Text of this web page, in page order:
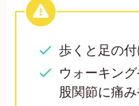
歩くと足の
ウォーキン
股関節に痛